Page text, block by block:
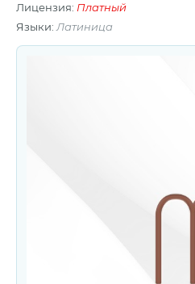
Лицензия: Платный
Языки: Латиница